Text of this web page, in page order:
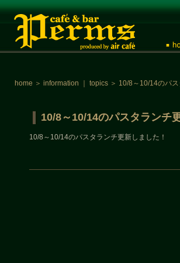
home ＞ information topics ＞ 10/8～10/14のパス
10/8～10/14のパスタランチ
10/8～10/14のパスタランチ更新しました！